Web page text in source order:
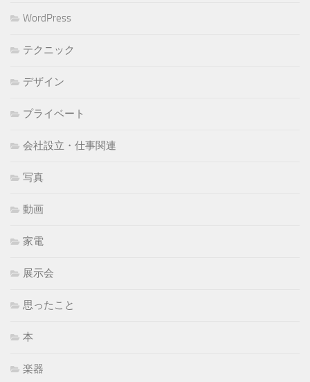
WordPress
テクニック
デザイン
プライベート
会社設立・仕事関連
写真
動画
家電
展示会
思ったこと
本
楽器